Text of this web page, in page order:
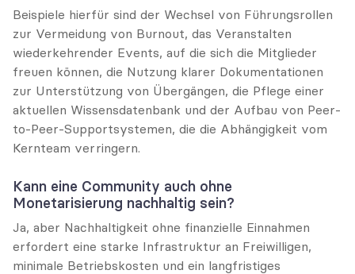
Beispiele hierfür sind der Wechsel von Führungsrollen
zur Vermeidung von Burnout, das Veranstalten
wiederkehrender Events, auf die sich die Mitglieder
freuen können, die Nutzung klarer Dokumentationen
zur Unterstützung von Übergängen, die Pflege einer
aktuellen Wissensdatenbank und der Aufbau von Peer-
to-Peer-Supportsystemen, die die Abhängigkeit vom
Kernteam verringern.
Kann eine Community auch ohne
Monetarisierung nachhaltig sein?
Ja, aber Nachhaltigkeit ohne finanzielle Einnahmen
erfordert eine starke Infrastruktur an Freiwilligen,
minimale Betriebskosten und ein langfristiges